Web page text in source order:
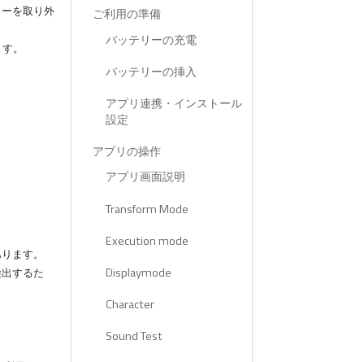
を取り外
。
ます。
するた
ご利用の準備
バッテリーの充電
バッテリーの挿入
アプリ連携・インストール
設定
アプリの操作
アプリ画面説明
Transform Mode
Execution mode
Displaymode
Character
Sound Test